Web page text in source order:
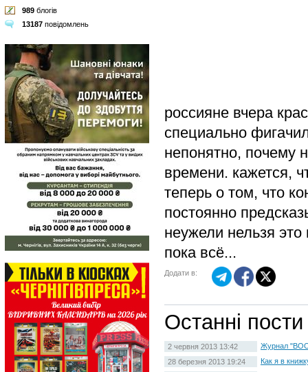
россияне вчера
специально
непонятно, почему
времени. кажется,
теперь о том, что
постоянно
неужели нельзя это
пока всё...
Додати в:
Останні
2 червня 2013 13:42
Журнал
28 березня 2013 19:24
Как я в
989 блогів
13187 повідомлень